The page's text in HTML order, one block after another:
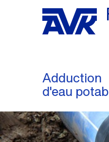
Adduction
d'eau